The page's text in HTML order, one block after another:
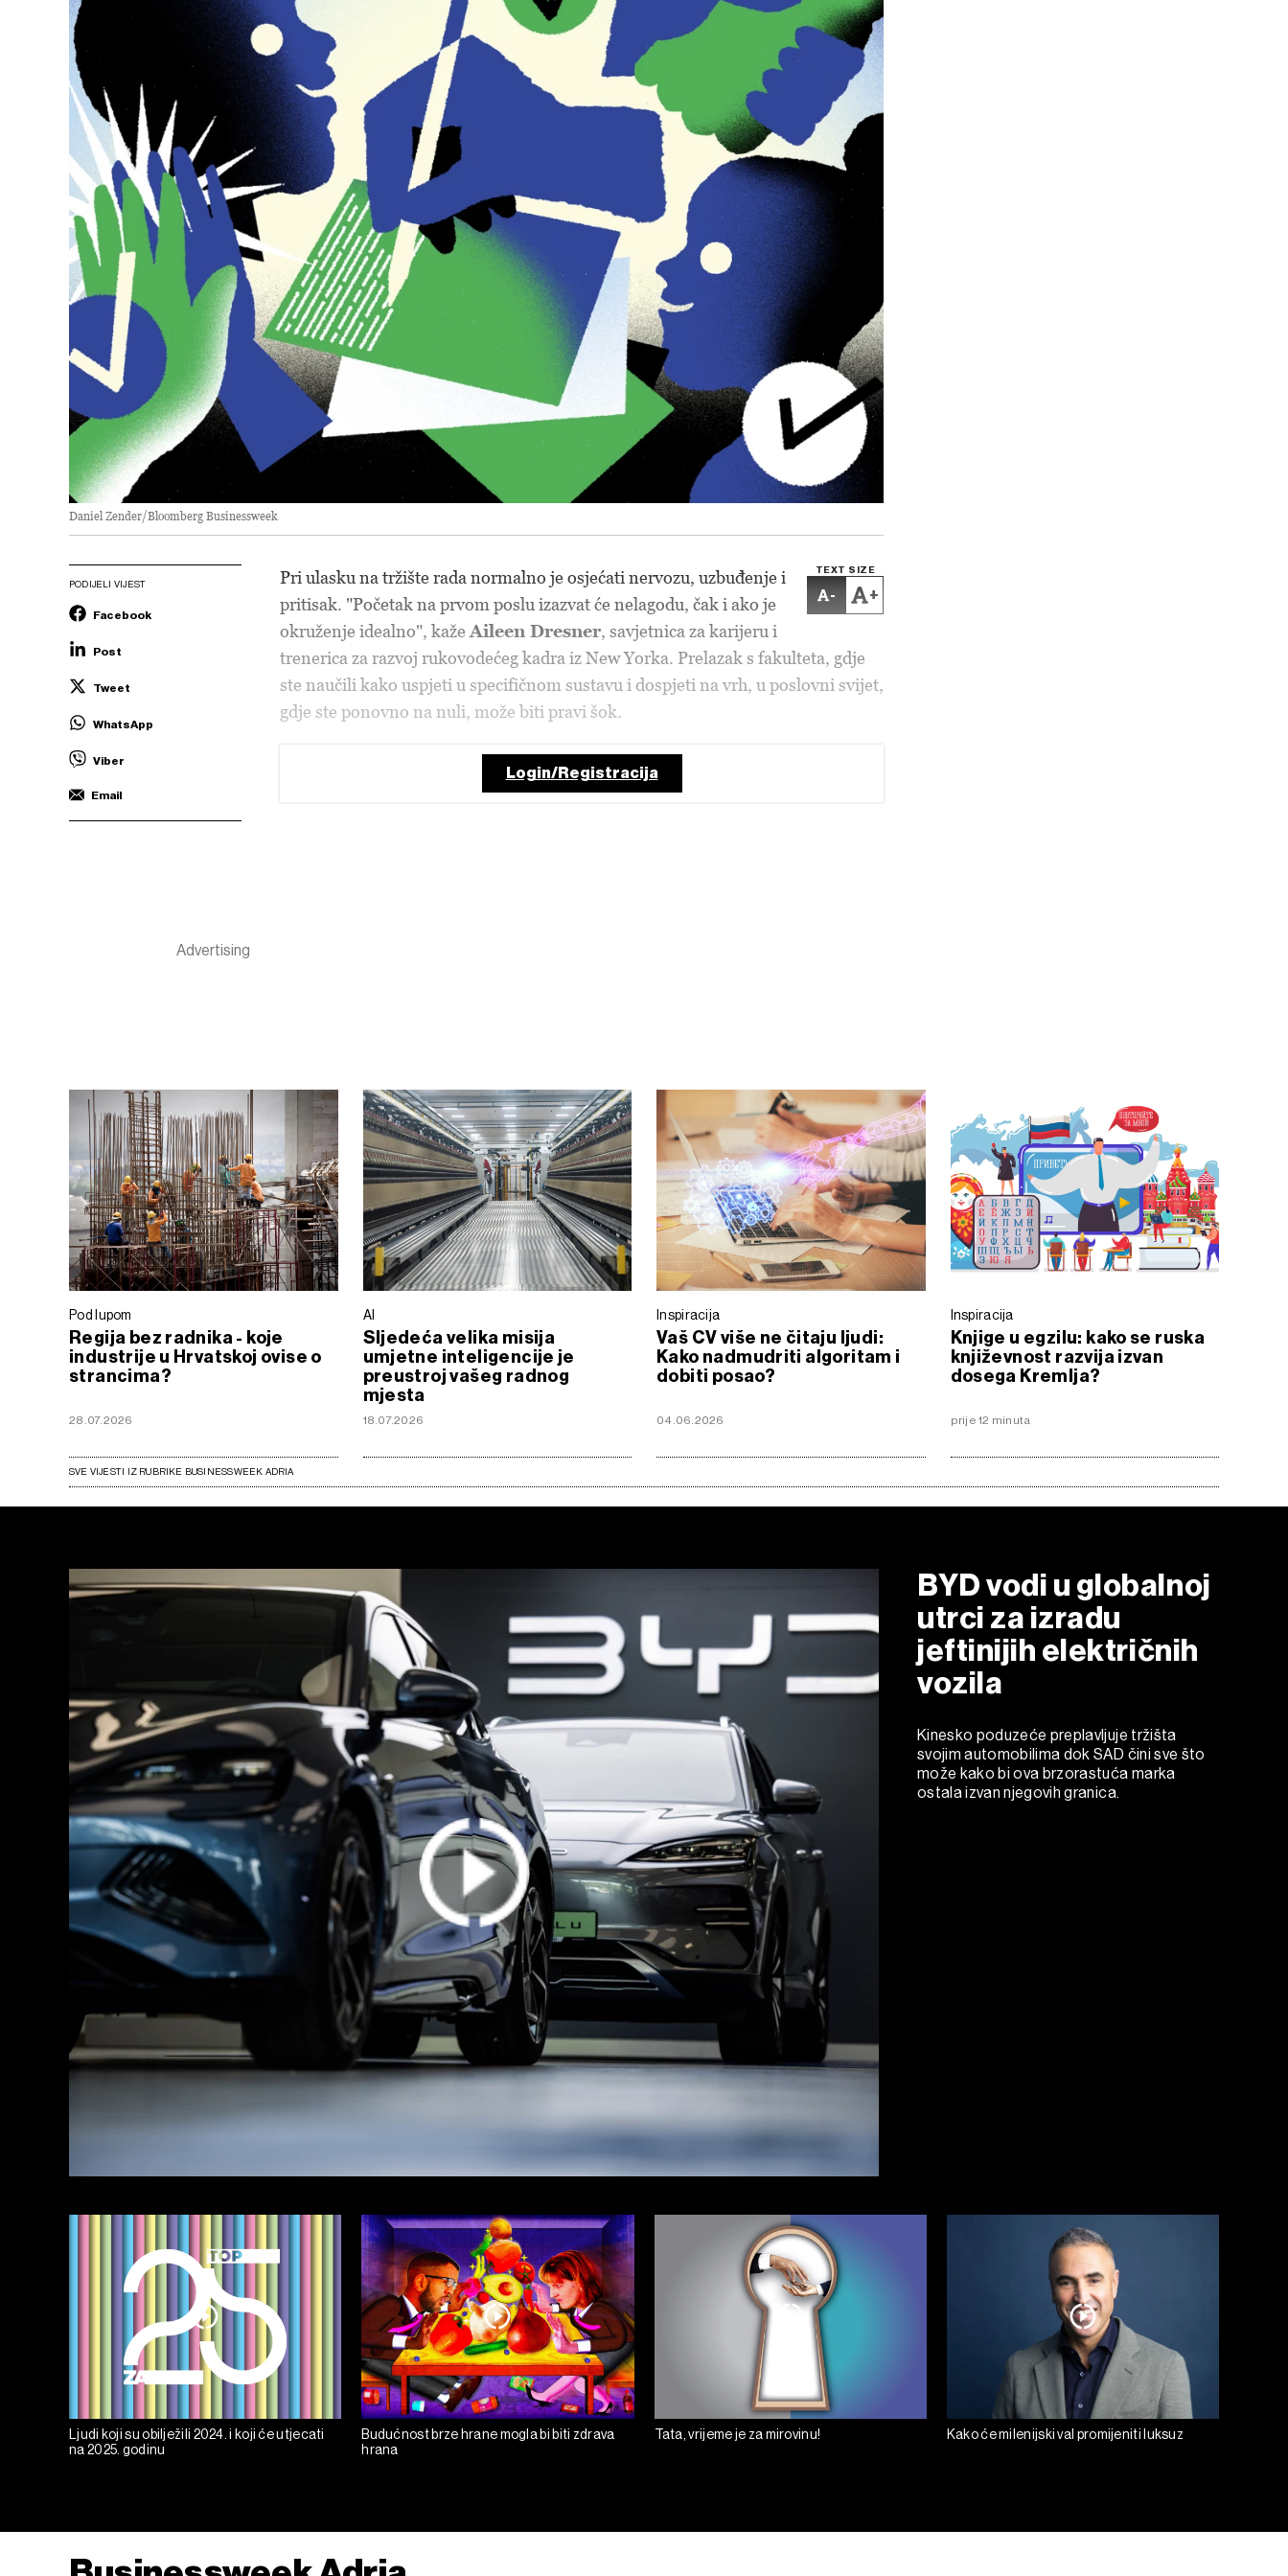
Daniel Zender/Bloomberg Businessweek
PODIJELI VIJEST
Facebook
Post
Tweet
WhatsApp
Viber
Email
TEXT SIZE
- +
Pri ulasku na tržište rada normalno je osjećati nervozu, uzbuđenje i
pritisak. "Početak na prvom poslu izazvat će nelagodu, čak i ako je
okruženje idealno", kaže Aileen Dresner, savjetnica za karijeru i
trenerica za razvoj rukovodećeg kadra iz New Yorka. Prelazak s fakulteta, gdje
ste naučili kako uspjeti u specifičnom sustavu i dospjeti na vrh, u poslovni svijet,
gdje ste ponovno na nuli, može biti pravi šok.
Login/Registracija
Pod lupom
Regija bez radnika - koje
industrije u Hrvatskoj ovise o
strancima?
28.07.2026
AI
Sljedeća velika misija
umjetne inteligencije je
preustroj vašeg radnog
mjesta
18.07.2026
Inspiracija
Vaš CV više ne čitaju ljudi:
Kako nadmudriti algoritam i
dobiti posao?
04.06.2026
Inspiracija
Knjige u egzilu: kako se ruska
književnost razvija izvan
dosega Kremlja?
prije 12 minuta
SVE VIJESTI IZ RUBRIKE BUSINESSWEEK ADRIA
BYD vodi u globalnoj
utrci za izradu
jeftinijih električnih
vozila
Kinesko poduzeće preplavljuje tržišta
svojim automobilima dok SAD čini sve što
može kako bi ova brzorastuća marka
ostala izvan njegovih granica.
Ljudi koji su obilježili 2024. i koji će utjecati
na 2025. godinu
Budućnost brze hrane mogla bi biti zdrava
hrana
Tata, vrijeme je za mirovinu! Kako će milenijski val promijeniti luksuz